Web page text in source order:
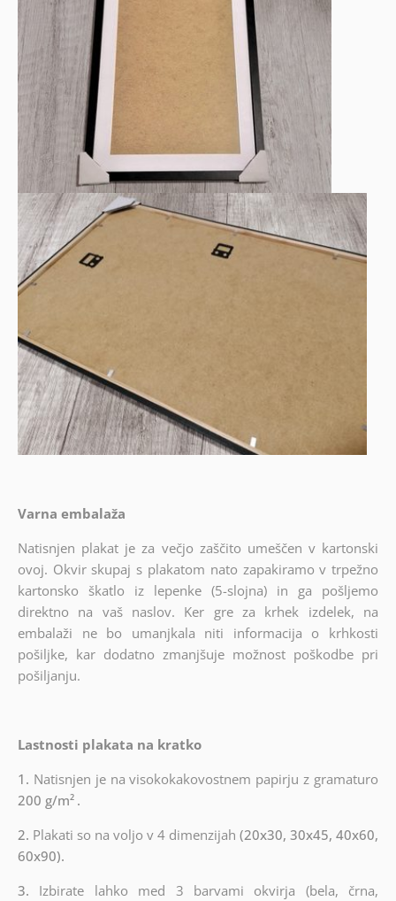
Varna embalaža
Natisnjen plakat je za večjo zaščito umeščen v kartonski
ovoj. Okvir skupaj s plakatom nato zapakiramo v trpežno
kartonsko škatlo iz lepenke (5-slojna) in ga pošljemo
direktno na vaš naslov. Ker gre za krhek izdelek, na
embalaži ne bo umanjkala niti informacija o krhkosti
pošiljke, kar dodatno zmanjšuje možnost poškodbe pri
pošiljanju.
Lastnosti plakata na kratko
1. Natisnjen je na visokokakovostnem papirju z gramaturo
200 g/m² .
2. Plakati so na voljo v 4 dimenzijah(20x30, 30x45, 40x60,
60x90).
3. Izbirate lahko med 3 barvami okvirja (bela, črna,